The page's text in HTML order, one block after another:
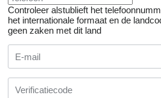
Controleer alstublieft het
het internationale formaat en de
geen zaken met dit land